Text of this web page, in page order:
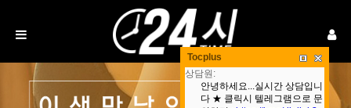
Tocplus